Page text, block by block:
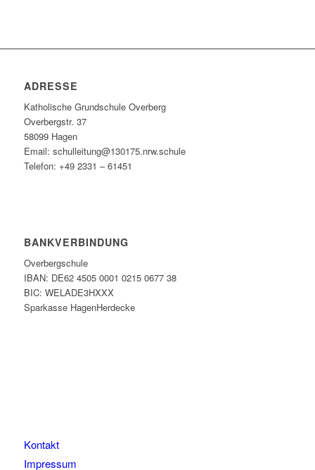
ADRESSE
Katholische Grundschule Overberg
Overbergstr. 37
58099 Hagen
Email: schulleitung@130175.nrw.schule
Telefon: +49 2331 – 61451
BANKVERBINDUNG
Overbergschule
IBAN: DE62 4505 0001 0215 0677 38
BIC: WELADE3HXXX
Sparkasse HagenHerdecke
Kontakt
Impressum